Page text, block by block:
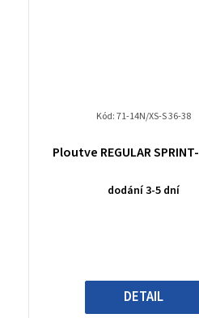
Ploutve REGULAR
dodání 3-5 dní
DETAIL
Kód:71-14N/XS-S 36-38